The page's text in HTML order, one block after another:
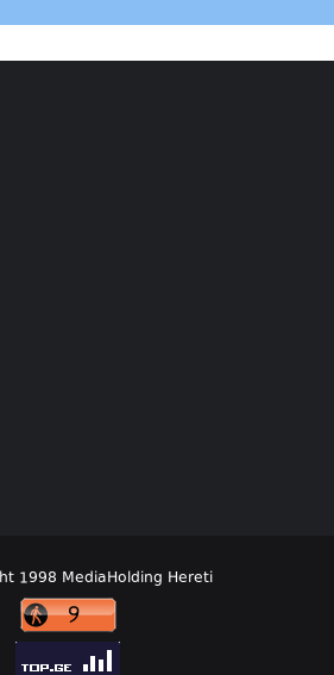
1998 MediaHolding Hereti